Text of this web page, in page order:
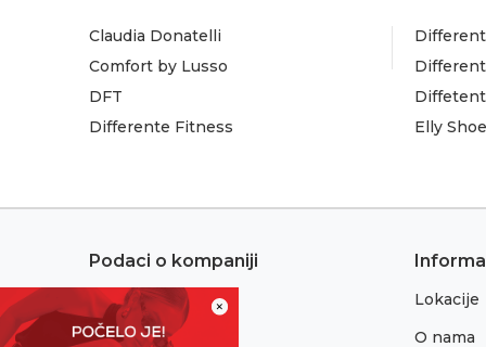
×
Claudia Donatelli
Comfort by Lusso
DFT
Differente Fitness
Elly
Podaci o kompaniji
Adresa:
Sremska 1
Lokacije
O nama